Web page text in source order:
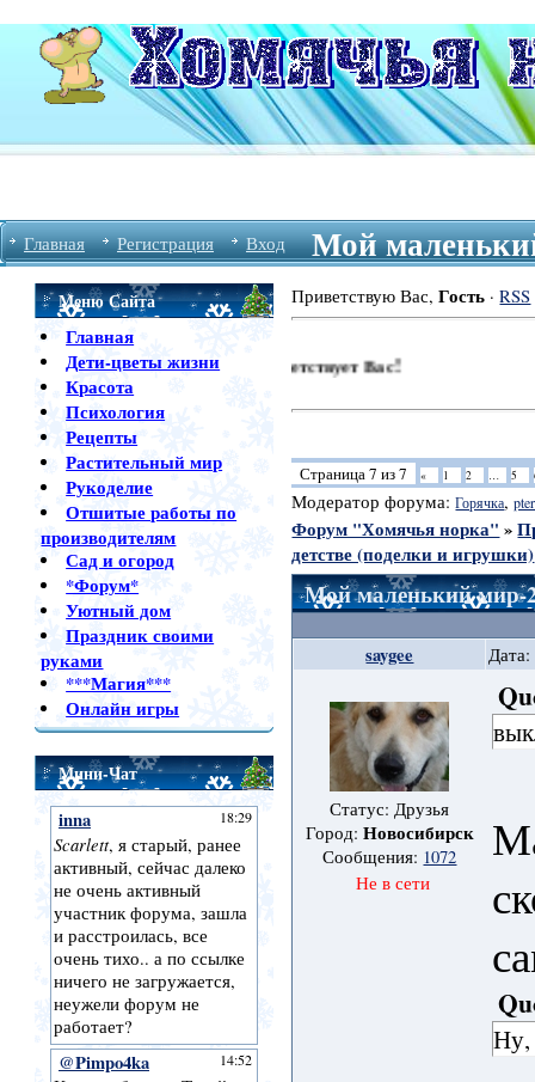
Главная Регистрация Вход Мой
Меню Сайта
Главная
Дети-цветы жизни
Красота
Психология
Рецепты
Растительный мир
Рукоделие
Отшитые работы по
производителям
Сад и огород
*Форум*
Уютный дом
Праздник своими
руками
***Магия***
Онлайн игры
Мини-Чат
Приветствую Вас,Гость ·RSS
Хомячья Норка Приветствует Вас!
Страница7 из7 « 1 2 … 5
Модератор форума:Горячка,
Форум "Хомячья норка" »
детстве (поделки и игрушки)
Мой маленький мир-
saygee Дата:
Статус: Друзья
Город: Новосибирск
Сообщения: 1072
Не в сети
Ну,